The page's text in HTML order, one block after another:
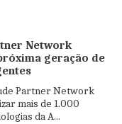
Network
geração de
Partner Network
mais de 1.000
da A...